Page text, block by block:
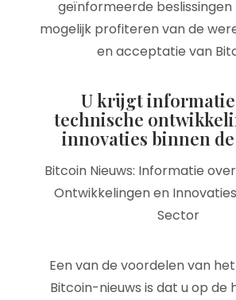
geïnformeerde beslissingen
mogelijk profiteren van de
en acceptatie van
U krijgt
technische
innovaties binnen
Bitcoin Nieuws: Informatie
Ontwikkelingen en
Sector
Een van de voordelen van
Bitcoin-nieuws is dat u op de